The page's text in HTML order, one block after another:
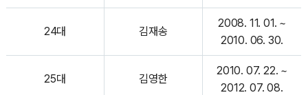
24대 김재송
2008. 11. 01. ~
2010. 06. 30.
25대 김영한
2010. 07. 22. ~
2012. 07. 08.